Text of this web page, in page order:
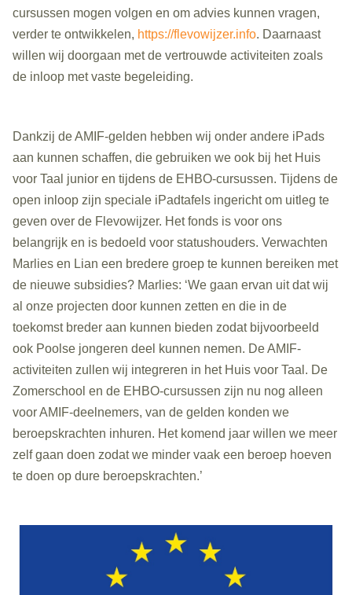
cursussen mogen volgen en om advies kunnen vragen,
verder te ontwikkelen, https://flevowijzer.info. Daarnaast
willen wij doorgaan met de vertrouwde activiteiten zoals
de inloop met vaste begeleiding.
Dankzij de AMIF-gelden hebben wij onder andere iPads
aan kunnen schaffen, die gebruiken we ook bij het Huis
voor Taal junior en tijdens de EHBO-cursussen. Tijdens de
open inloop zijn speciale iPadtafels ingericht om uitleg te
geven over de Flevowijzer. Het fonds is voor ons
belangrijk en is bedoeld voor statushouders. Verwachten
Marlies en Lian een bredere groep te kunnen bereiken met
de nieuwe subsidies? Marlies: ‘We gaan ervan uit dat wij
al onze projecten door kunnen zetten en die in de
toekomst breder aan kunnen bieden zodat bijvoorbeeld
ook Poolse jongeren deel kunnen nemen. De AMIF-
activiteiten zullen wij integreren in het Huis voor Taal. De
Zomerschool en de EHBO-cursussen zijn nu nog alleen
voor AMIF-deelnemers, van de gelden konden we
beroepskrachten inhuren. Het komend jaar willen we meer
zelf gaan doen zodat we minder vaak een beroep hoeven
te doen op dure beroepskrachten.’